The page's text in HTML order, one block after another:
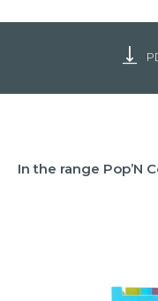
In the range Pop’N